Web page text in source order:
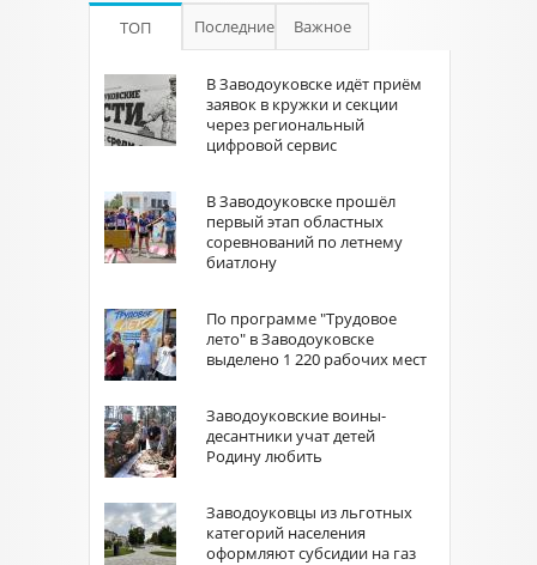
ТОП Последние Важное
В Заводоуковске идёт приём
заявок в кружки и секции
через региональный
цифровой сервис
В Заводоуковске прошёл
первый этап областных
соревнований по летнему
биатлону
По программе "Трудовое
лето" в Заводоуковске
выделено 1 220 рабочих мест
Заводоуковские воины-
десантники учат детей
Родину любить
Заводоуковцы из льготных
категорий населения
оформляют субсидии на газ